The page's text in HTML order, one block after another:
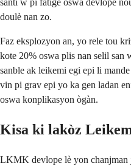
doulè nan zo.
Faz eksplozyon an, yo rele tou
kote 20% oswa plis nan selil san
sanble ak leikemi egi epi li
vin pi grav epi yo ka gen ladan
oswa konplikasyon ògàn.
Kisa ki lakòz
LKMK devlope lè yon chanjman